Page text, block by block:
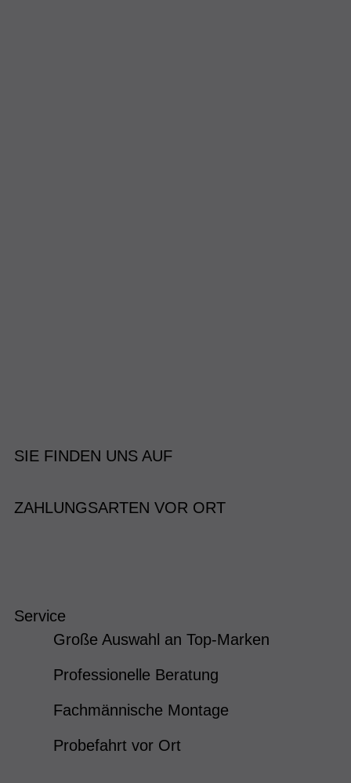
SIE FINDEN UNS AUF
ZAHLUNGSARTEN VOR ORT
Service
Große Auswahl an Top-Marken
Professionelle Beratung
Fachmännische Montage
Probefahrt vor Ort